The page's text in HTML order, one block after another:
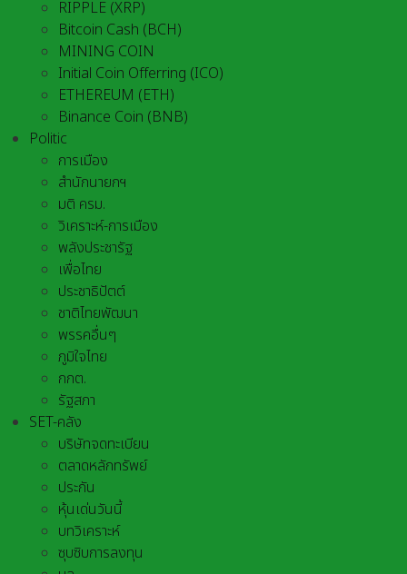
RIPPLE (XRP)
Bitcoin Cash (BCH)
MINING COIN
Initial Coin Offerring (ICO)
ETHEREUM (ETH)
Binance Coin (BNB)
Politic
การเมือง
สำนักนายกฯ
มติ ครม.
วิเคราะห์-การเมือง
พลังประชารัฐ
เพื่อไทย
ประชาธิปัตต์
ชาติไทยพัฒนา
พรรคอื่นๆ
ภูมิใจไทย
กกต.
รัฐสภา
SET-คลัง
บริษัทจดทะเบียน
ตลาดหลักทรัพย์
ประกัน
หุ้นเด่นวันนี้
บทวิเคราะห์
ซุบซิบการลงทุน